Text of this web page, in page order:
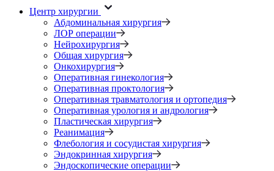
Центр хирургии
Абдоминальная хирургия
ЛОР операции
Нейрохирургия
Общая хирургия
Онкохирургия
Оперативная гинекология
Оперативная проктология
Оперативная травматология и ортопедия
Оперативная урология и андрология
Пластическая хирургия
Реанимация
Флебология и сосудистая хирургия
Эндокринная хирургия
Эндоскопические операции